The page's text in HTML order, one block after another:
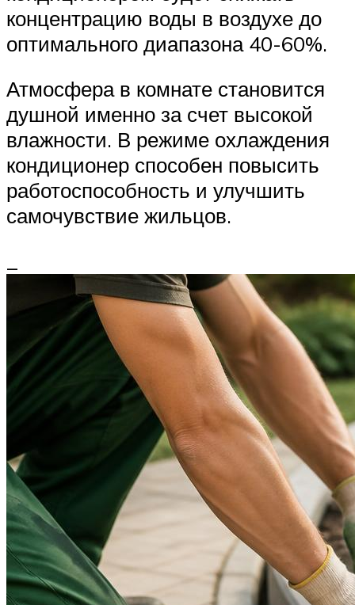
концентрацию воды в воздухе до
оптимального диапазона 40-60%.
Атмосфера в комнате становится
душной именно за счет высокой
влажности. В режиме охлаждения
кондиционер способен повысить
работоспособность и улучшить
самочувствие жильцов.​